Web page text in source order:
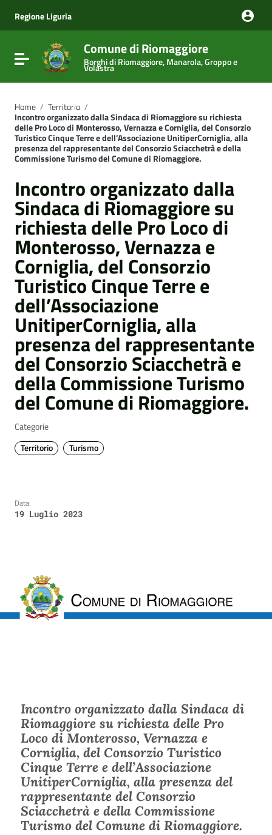
Vai al menu di navigazione
Vai al footer
Regione Liguria
Attiva / disattiva la navigazione
Comune di Riomaggiore
Borghi di Riomaggiore, Manarola, Groppo e
Volastra
Home / Territorio /
Incontro organizzato dalla Sindaca di Riomaggiore su richiesta
delle Pro Loco di Monterosso, Vernazza e Corniglia, del Consorzio
Turistico Cinque Terre e dell’Associazione UnitiperCorniglia, alla
presenza del rappresentante del Consorzio Sciacchetrà e della
Commissione Turismo del Comune di Riomaggiore.
Incontro organizzato dalla
Sindaca di Riomaggiore su
richiesta delle Pro Loco di
Monterosso, Vernazza e
Corniglia, del Consorzio
Turistico Cinque Terre e
dell’Associazione
UnitiperCorniglia, alla
presenza del rappresentante
del Consorzio Sciacchetrà e
della Commissione Turismo
del Comune di Riomaggiore.
Categorie
Territorio
Turismo
Data:
19 Luglio 2023
Incontro organizzato dalla Sindaca di
Riomaggiore su richiesta delle Pro
Loco di Monterosso, Vernazza e
Corniglia, del Consorzio Turistico
Cinque Terre e dell’Associazione
UnitiperCorniglia, alla presenza del
rappresentante del Consorzio
Sciacchetrà e della Commissione
Turismo del Comune di Riomaggiore.